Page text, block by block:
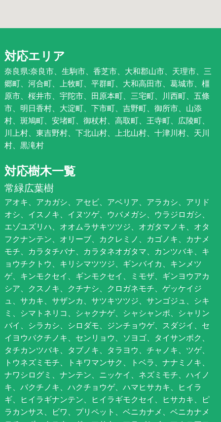
対応エリア
奈良県:奈良市、生駒市、香芝市、大和郡山市、天理市、三
郷町、河合町、上牧町、平群町、大和高田市、葛城市、橿
原市、桜井市、宇陀市、田原本町、三宅町、川西町、五條
市、明日香村、大淀町、下市町、吉野町、御所市、山添
村、斑鳩町、安堵町、御杖村、高取町、王寺町、広陵町、
川上村、東吉野村、下北山村、上北山村、十津川村、天川
村、黒滝村
対応樹木一覧
常緑広葉樹
アオキ、アカガシ、アセビ、アベリア、アラカシ、アリド
オシ、イスノキ、イヌツゲ、ウバメガシ、ウラジロガシ、
エゾユズリハ、オオムラサキツツジ、オガタマノキ、オタ
フクナンテン、オリーブ、カクレミノ、カゴノキ、カナメ
モチ、カラタチバナ、カラタネオガタマ、カンツバキ、キ
ョウチクトウ、キリシマツツジ、ギンバイカ、キンメツ
ゲ、キンモクセイ、ギンモクセイ、ミモザ、ギンヨウアカ
シア、クスノキ、クチナシ、クロガネモチ、ゲッケイジ
ュ、サカキ、サザンカ、サツキツツジ、サンゴジュ、シキ
ミ、シマトネリコ、シャクナゲ、シャシャンポ、シャリン
バイ、シラカシ、シロダモ、ジンチョウゲ、スダジイ、セ
イヨウバクチノキ、センリョウ、ソヨゴ、タイサンボク、
タチカンツバキ、タブノキ、タラヨウ、チャノキ、ツゲ、
トウネズミモチ、トキワマンサク、トベラ、ナナミノキ、
ナワシログミ、ナンテン、ニッケイ、ネズミモチ、ハイノ
キ、バクチノキ、ハクチョウゲ、ハマヒサカキ、ヒイラ
ギ、ヒイラギナンテン、ヒイラギモクセイ、ヒサカキ、ピ
ラカンサス、ビワ、プリペット、ベニカナメ、ベニカナメ